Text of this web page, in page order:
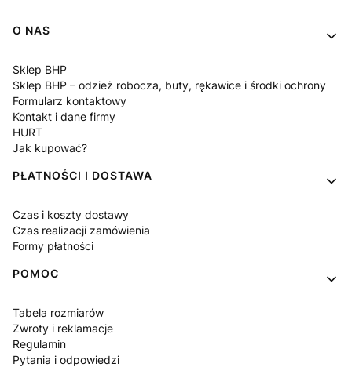
Linki w stopce
O NAS
Sklep BHP
Sklep BHP – odzież robocza, buty, rękawice i środki ochrony
Formularz kontaktowy
Kontakt i dane firmy
HURT
Jak kupować?
PŁATNOŚCI I DOSTAWA
Czas i koszty dostawy
Czas realizacji zamówienia
Formy płatności
POMOC
Tabela rozmiarów
Zwroty i reklamacje
Regulamin
Pytania i odpowiedzi